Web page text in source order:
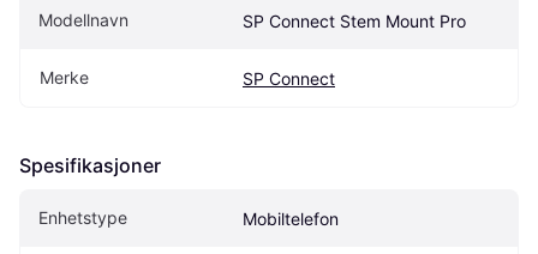
Modellnavn SP Connect Stem Mount Pro
Merke SP Connect
Spesifikasjoner
Enhetstype Mobiltelefon